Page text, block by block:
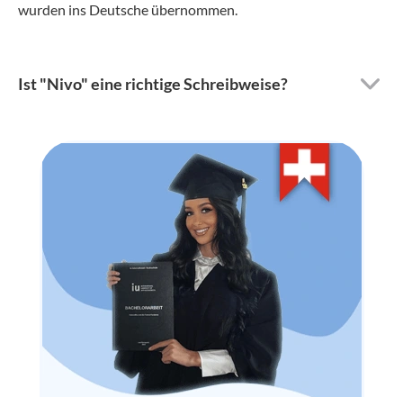
wurden ins Deutsche übernommen.
Ist "Nivo" eine richtige Schreibweise?